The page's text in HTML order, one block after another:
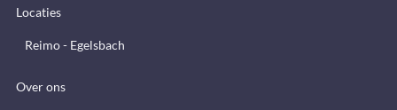
Locaties
Reimo - Egelsbach
Over ons